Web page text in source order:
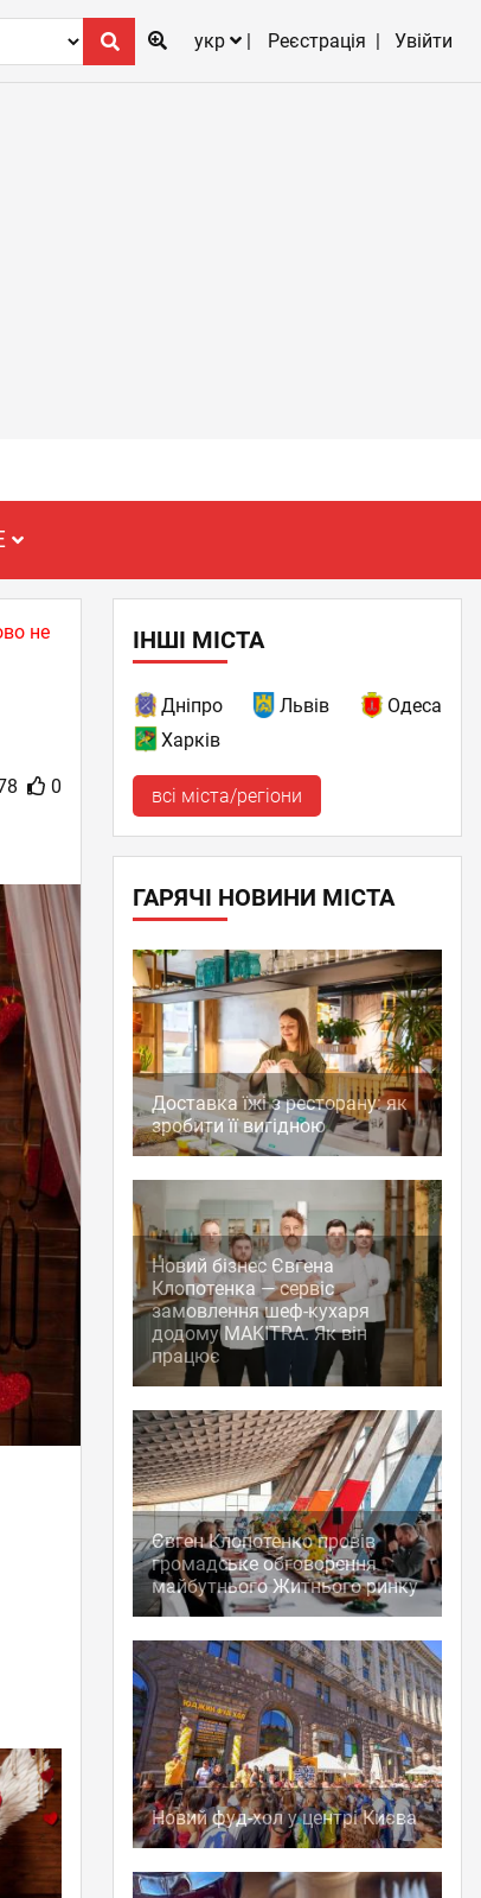
укр
Реєстрація Увійти
не
0
ІНШІ МІСТА
Дніпро Львів
Одеса
Харків
всі міста/регіони
ГАРЯЧІ НОВИНИ МІСТА
Доставка їжі з ресторану: як
зробити її вигідною
Новий бізнес Євгена
Клопотенка — сервіс
замовлення шеф-кухаря
додому MAKITRA. Як він
працює
Євген Клопотенко провів
громадське обговорення
майбутнього Житнього ринку
Новий фуд-хол у центрі Києва